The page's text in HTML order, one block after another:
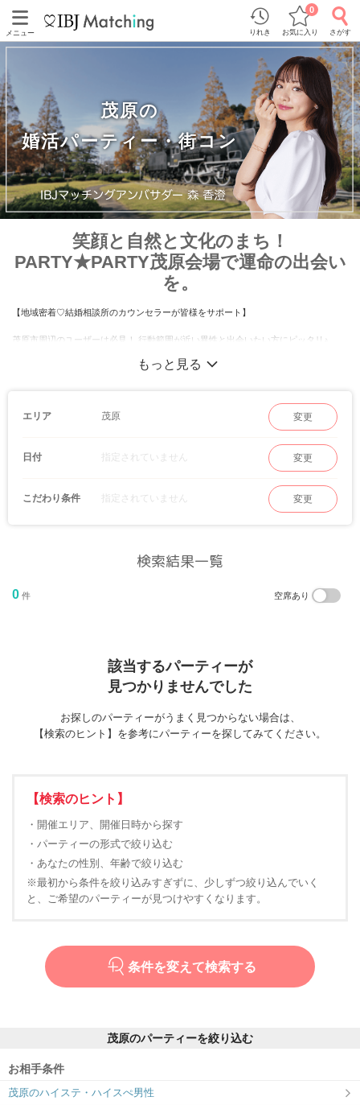
メニュー りれき お気に入り
0
さがす
茂原の
婚活パーティー・街コン
笑顔と自然と文化のまち！
PARTY★PARTY茂原会場で運命の出会い
を。
【地域密着♡結婚相談所のカウンセラーが皆様をサポート】
茂原市周辺のユーザーは必見！ 行動範囲が近い異性と出会いたい方にピッタリ♪
好みに合ったパーティーが選べる♪もっと見る
エリア 茂原 変更
日付 指定されていません 変更
こだわり条件 指定されていません 変更
検索結果一覧
0 件 空席あり
該当するパーティーが
見つかりませんでした
お探しのパーティーがうまく見つからない場合は、
【検索のヒント】を参考にパーティーを探してみてください。
【検索のヒント】
・開催エリア、開催日時から探す
・パーティーの形式で絞り込む
・あなたの性別、年齢で絞り込む
※最初から条件を絞り込みすぎずに、少しずつ絞り込んでいく
と、ご希望のパーティーが見つけやすくなります。
条件を変えて検索する
茂原のパーティーを絞り込む
お相手条件
茂原のハイステ・ハイスぺ男性